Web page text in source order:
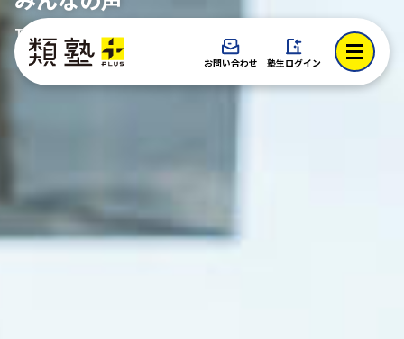
お問い合わせ 塾生ログイン
TOP > みんなの声